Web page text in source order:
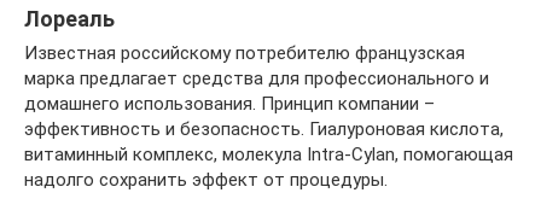
Лореаль
Известная российскому потребителю французская
марка предлагает средства для профессионального и
домашнего использования. Принцип компании –
эффективность и безопасность. Гиалуроновая кислота,
витаминный комплекс, молекула Intra-Cylan, помогающая
надолго сохранить эффект от процедуры.